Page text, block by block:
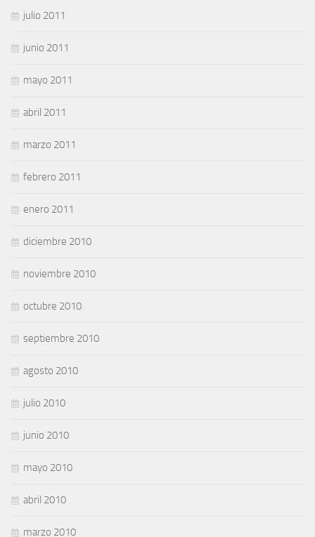
julio 2011
junio 2011
mayo 2011
abril 2011
marzo 2011
febrero 2011
enero 2011
diciembre 2010
noviembre 2010
octubre 2010
septiembre 2010
agosto 2010
julio 2010
junio 2010
mayo 2010
abril 2010
marzo 2010